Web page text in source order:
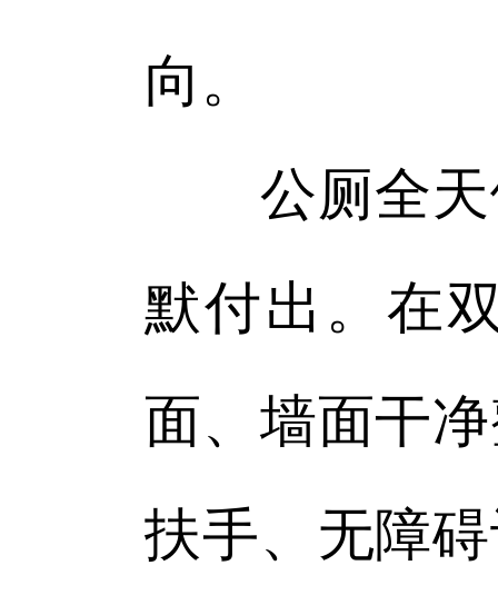
向。
公厕全天
默付出。在
面、墙面干
扶手、无障